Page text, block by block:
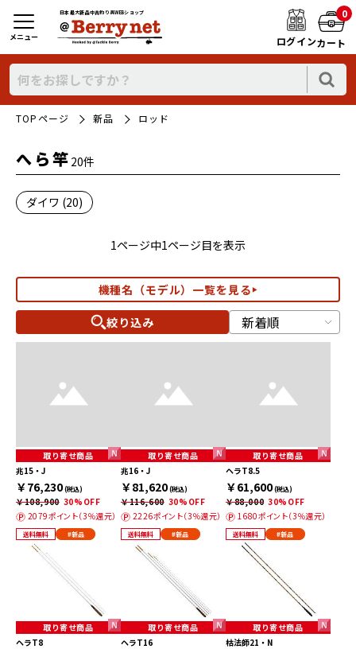
日本最大新品中古釣り具WEBショップ
ログイン
0
カート
メニュー
TOPページ 新品 ロッド
へら竿 20件
ダイワ (20)
1ページ中1ページ目を表示
機種名（モデル）一覧を見る
絞り込み
取り寄せ商品
兆15・J
￥76,230(税込)
￥108,900 30%OFF
2079ポイント（3％還元）
送料無料 #新品
取り寄せ商品
兆16・J
￥81,620(税込)
￥116,600 30%OFF
2226ポイント（3％還元）
送料無料 #新品
取り寄せ商品
ヘラT8.5
￥61,600(税込)
￥88,000 30%OFF
1680ポイント（3％還元）
送料無料 #新品
取り寄せ商品
ヘラT8
取り寄せ商品
ヘラT16
取り寄せ商品
枯法師21・N